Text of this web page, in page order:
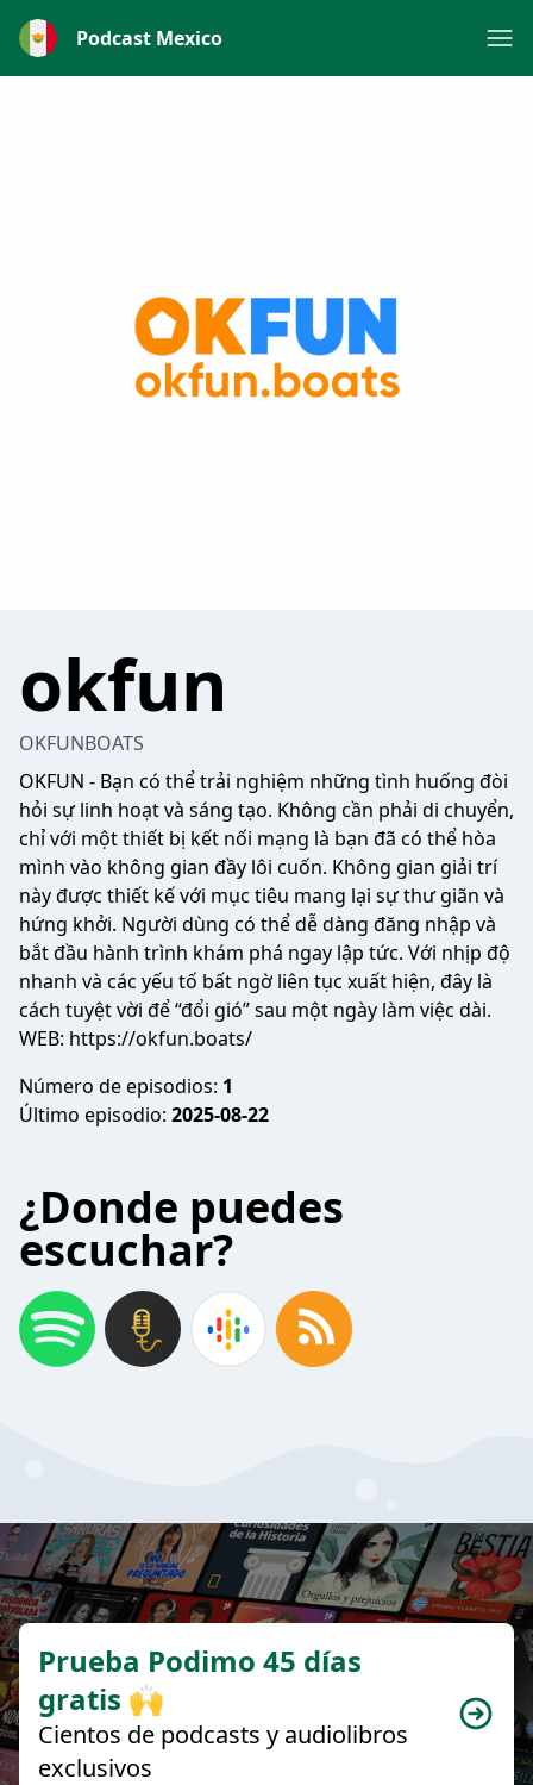
Podcast Mexico
okfun
OKFUNBOATS
OKFUN - Bạn có thể trải nghiệm những tình huống đòi
hỏi sự linh hoạt và sáng tạo. Không cần phải di chuyển,
chỉ với một thiết bị kết nối mạng là bạn đã có thể hòa
mình vào không gian đầy lôi cuốn. Không gian giải trí
này được thiết kế với mục tiêu mang lại sự thư giãn và
hứng khởi. Người dùng có thể dễ dàng đăng nhập và
bắt đầu hành trình khám phá ngay lập tức. Với nhịp độ
nhanh và các yếu tố bất ngờ liên tục xuất hiện, đây là
cách tuyệt vời để “đổi gió” sau một ngày làm việc dài.
WEB: https://okfun.boats/
Número de episodios: 1
Último episodio: 2025-08-22
¿Donde puedes
escuchar?
Prueba Podimo 45 días
gratis 🙌
Cientos de podcasts y audiolibros
exclusivos